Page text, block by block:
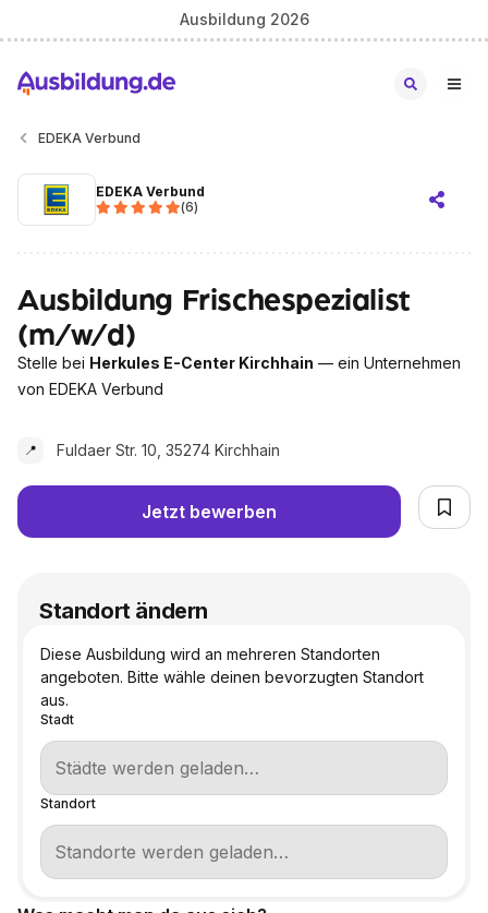
Ausbildung 2026
EDEKA Verbund
EDEKA Verbund
(6)
Ausbildung Frischespezialist
(m/w/d)
Stelle bei Herkules E-Center Kirchhain — ein Unternehmen
von EDEKA Verbund
📍 Fuldaer Str. 10, 35274 Kirchhain
Jetzt bewerben
Standort ändern
Diese Ausbildung wird an mehreren Standorten
angeboten. Bitte wähle deinen bevorzugten Standort
aus.
Stadt
Standort